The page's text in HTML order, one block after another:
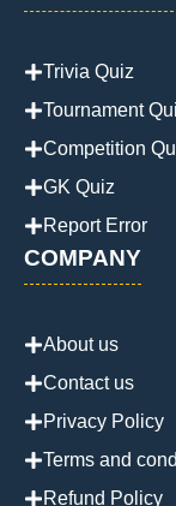
Trivia Quiz
Tournament
Competition
GK Quiz
Report Error
COMPANY
About us
Contact us
Privacy Policy
Terms and
Refund Policy